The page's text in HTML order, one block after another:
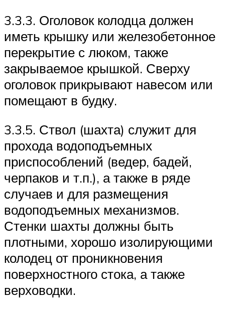
3.3.3. Оголовок колодца должен
иметь крышку или железобетонное
перекрытие с люком, также
закрываемое крышкой. Сверху
оголовок прикрывают навесом или
помещают в будку.
3.3.5. Ствол (шахта) служит для
прохода водоподъемных
приспособлений (ведер, бадей,
черпаков и т.п.), а также в ряде
случаев и для размещения
водоподъемных механизмов.
Стенки шахты должны быть
плотными, хорошо изолирующими
колодец от проникновения
поверхностного стока, а также
верховодки.